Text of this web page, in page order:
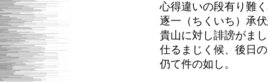
心得違いの段有り難
逐一（ちくいち）承
貴山に対し誹謗がま
仕るまじく候、後日
仍て件の如し。